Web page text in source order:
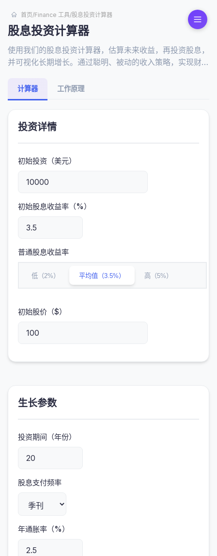
首页/Finance 工具/股息投资计算器
股息投资计算器
使用我们的股息投资计算器，估算未来收益，再投资股息，
并可视化长期增长。通过聪明、被动的收入策略，实现财务
计算器 工作原理
投资详情
初始投资（美元）
初始股息收益率（%）
普通股息收益率
低（2%） 平均值（3.5%） 高（5%）
初始股价（$）
生长参数
投资期间（年份）
股息支付频率
年通胀率（%）